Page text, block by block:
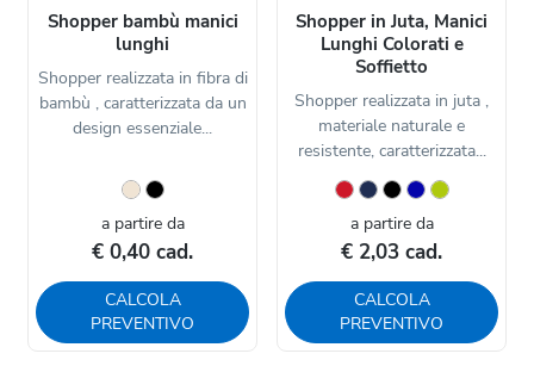
Shopper bambù manici
lunghi
Shopper realizzata in fibra di
bambù , caratterizzata da un
design essenziale...
a partire da
€ 0,40 cad.
CALCOLA
PREVENTIVO
Shopper in Juta, Manici
Lunghi Colorati e
Soffietto
Shopper realizzata in juta ,
materiale naturale e
resistente, caratterizzata...
a partire da
€ 2,03 cad.
CALCOLA
PREVENTIVO